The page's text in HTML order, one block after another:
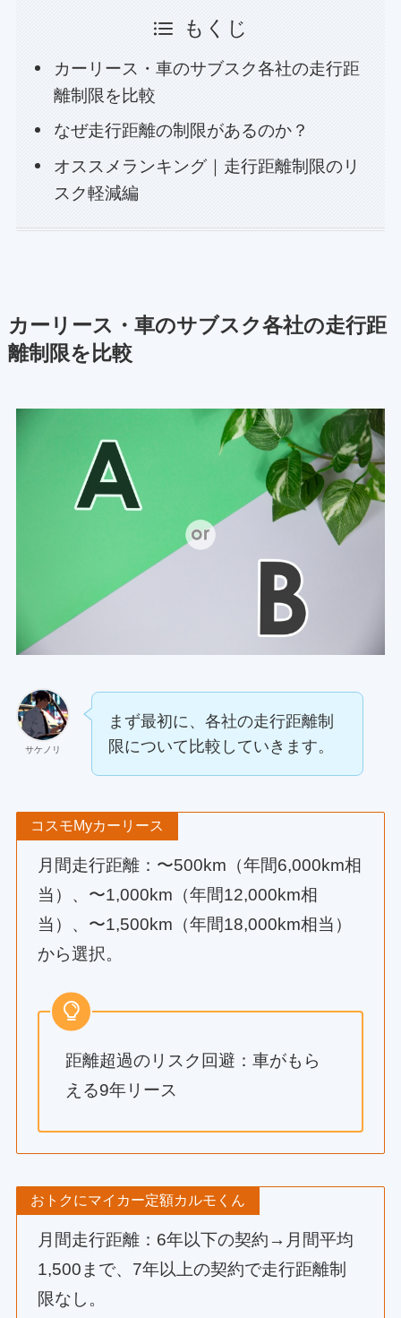
もくじ
カーリース・車のサブスク各社の走行距
離制限を比較
なぜ走行距離の制限があるのか？
オススメランキング｜走行距離制限のリ
スク軽減編
カーリース・車のサブスク各社の走行距
離制限を比較
サケノリ
まず最初に、各社の走行距離制
限について比較していきます。
コスモMyカーリース
月間走行距離：〜500km（年間6,000km相
当）、〜1,000km（年間12,000km相
当）、〜1,500km（年間18,000km相当）
から選択。
距離超過のリスク回避：車がもら
える9年リース
おトクにマイカー定額カルモくん
月間走行距離：6年以下の契約→月間平均
1,500まで、7年以上の契約で走行距離制
限なし。